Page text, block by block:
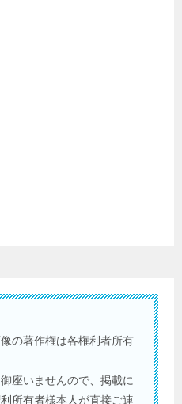
の著作権は各権利者所有
座いませんので、掲載に
所有者様本人が直接ご連